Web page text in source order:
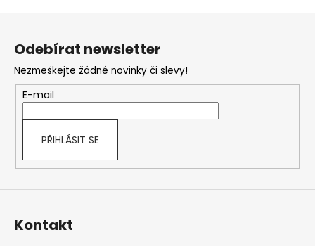
l
d
a
c
í
p
v
p
Odebírat newsletter
Nezmeškejte žádné novinky či slevy!
E-mail
PŘIHLÁSIT SE
Kontakt